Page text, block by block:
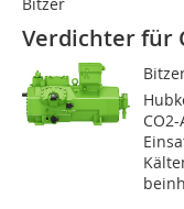
Bitzer
Verdichter für